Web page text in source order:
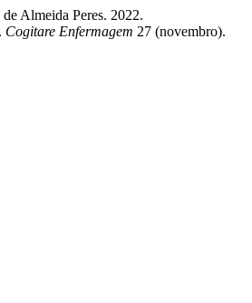
Almeida Peres. 2022.
Cogitare Enfermagem 27 (novembro).